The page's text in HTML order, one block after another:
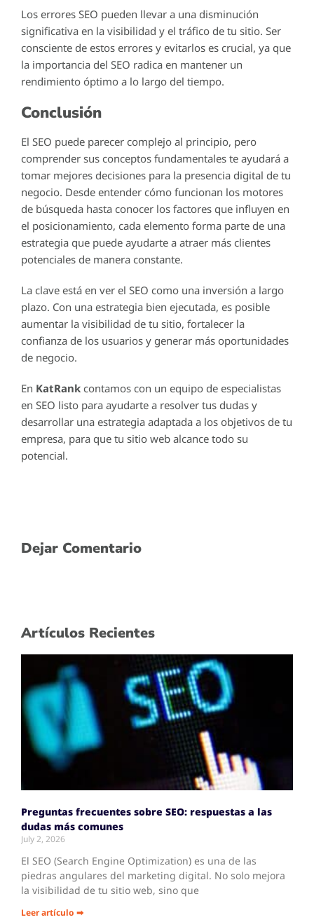
Los errores SEO pueden llevar a una disminución
significativa en la visibilidad y el tráfico de tu sitio. Ser
consciente de estos errores y evitarlos es crucial, ya que
la importancia del SEO radica en mantener un
rendimiento óptimo a lo largo del tiempo.
Conclusión
El SEO puede parecer complejo al principio, pero
comprender sus conceptos fundamentales te ayudará a
tomar mejores decisiones para la presencia digital de tu
negocio. Desde entender cómo funcionan los motores
de búsqueda hasta conocer los factores que influyen en
el posicionamiento, cada elemento forma parte de una
estrategia que puede ayudarte a atraer más clientes
potenciales de manera constante.
La clave está en ver el SEO como una inversión a largo
plazo. Con una estrategia bien ejecutada, es posible
aumentar la visibilidad de tu sitio, fortalecer la
confianza de los usuarios y generar más oportunidades
de negocio.
En KatRank contamos con un equipo de especialistas
en SEO listo para ayudarte a resolver tus dudas y
desarrollar una estrategia adaptada a los objetivos de tu
empresa, para que tu sitio web alcance todo su
potencial.
Dejar Comentario
Artículos Recientes
Preguntas frecuentes sobre SEO: respuestas a las
dudas más comunes
July 2, 2026
El SEO (Search Engine Optimization) es una de las
piedras angulares del marketing digital. No solo mejora
la visibilidad de tu sitio web, sino que
Leer artículo ➡